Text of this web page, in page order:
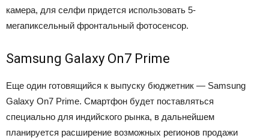
камера, для селфи придется использовать 5-
мегапиксельный фронтальный фотосенсор.
Samsung Galaxy On7 Prime
Еще один готовящийся к выпуску бюджетник — Samsung
Galaxy On7 Prime. Смартфон будет поставляться
специально для индийского рынка, в дальнейшем
планируется расширение возможных регионов продажи